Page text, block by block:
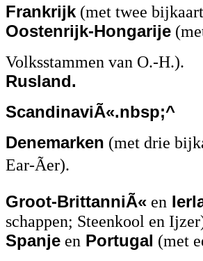
Frankrijk (met twee
Oostenrijk-Hongarije
Volksstammen van O.-H.).
Rusland.
ScandinaviÃ«.nbsp;^
Denemarken (met drie
Ear-Ãer).
Groot-BrittanniÃ« en
schappen; Steenkool en
Spanje en Portugal (met